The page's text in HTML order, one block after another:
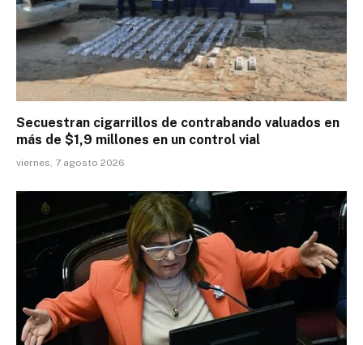
Secuestran cigarrillos de contrabando valuados en
más de $1,9 millones en un control vial
viernes, 7 agosto 2026